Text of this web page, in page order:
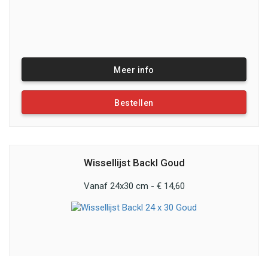
Meer info
Bestellen
Wissellijst Backl Goud
Vanaf 24x30 cm - € 14,60